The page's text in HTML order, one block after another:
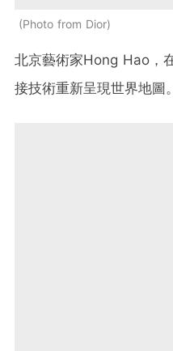
Photo from Dior
北京藝術家Hong Hao ，
接技術重新呈現世界地圖。